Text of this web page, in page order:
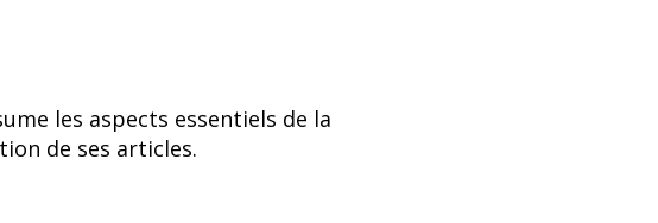
les aspects essentiels de la
de ses articles.